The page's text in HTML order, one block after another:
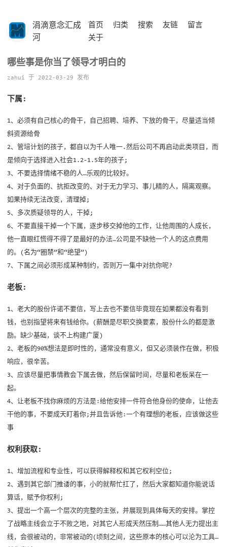
涓滴意念汇成
河
首页 归类 搜索 友链
留言
关于
哪些事是你当了领导才明白的
zahui 于 2022-03-29 发布
下属:
1、必须有自己核心的骨干，自己招聘、培养、下放的骨干，尽量适当倾
斜资源给骨
2、管培计划的孩子，都自以为千人唯一.然后公司不再启动此类项目，而
是倾向于选择进入社会1.2-1.5年的孩子;
3、不要选择情绪不稳的人…乐观的比较好。
4、对于负面的、抗拒改变的、对于无力学习、事儿精的人，隔离观察。
如果持续无法改变，清理掉;
5、多次质疑领导的人，干掉;
6、不要直接干掉一个下属，逐步移交掉他的工作，让他周围的人成长，
他一直眼红慌得不得了是最好的办法…公司是不缺他一个人的这点费用
的。(名为“圈禁”和“绝望”)
7、下属之间必须形成某种制约，否则万一集中对抗你呢?
老板:
1、老大的股份许诺不要信，写上去也不要信毕竟现在如果都没有看到
钱，也别指望将来有钱给你。(薪酬是尽职交换要素，股份什么的都是激
励。缺少基础，谈不上构建广厦)
2、老板的90%想法是即时性的，通常没有意义，但又必须装作在做，积极
响应，很辛苦。
3、应该尽量把事情教会下属去做，然后保留时间，尽量和老板呆在一
起。
4、让老板不找你麻烦的方法是:给他安排一件符合他身份的使命，让他去
干他的事，不要成天盯着你;并且告诉他:一个有理想的老板，应该做这些
事
权利获取:
1、增加流程和专业性，可以获得解释权和其它权利空位;
2、遇到其它部门推诿的事，小的就帮忙扛了，然后大家都知道你能说话
算话，赋予你权利;
3、提出一个高一个层次的完整的主张，并展现到具体每天的安排。掌控
了战略主线会立于不败之地，对其它人形成天然压制……其他人无力提出主
线，会很被动的，非常被动的(顷刻之间，这些原本的核心可以沦为工具…